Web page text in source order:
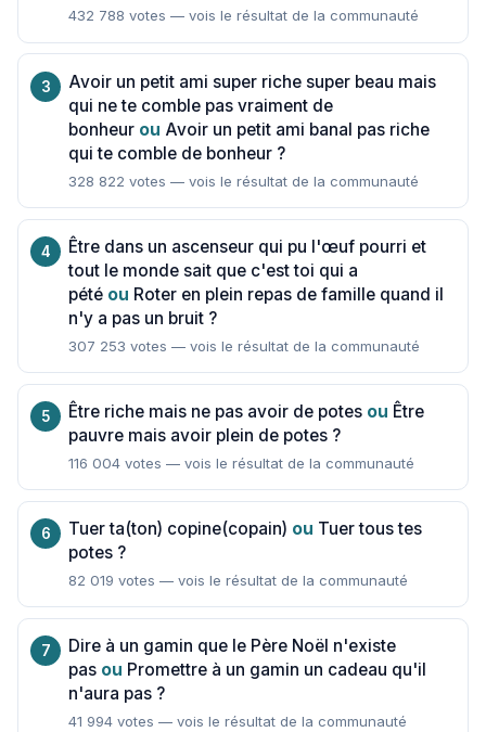
432 788 votes — vois le résultat de la communauté
Avoir un petit ami super riche super beau mais
qui ne te comble pas vraiment de
bonheur ou Avoir un petit ami banal pas riche
qui te comble de bonheur ?
328 822 votes — vois le résultat de la communauté
Être dans un ascenseur qui pu l'œuf pourri et
tout le monde sait que c'est toi qui a
pété ou Roter en plein repas de famille quand il
n'y a pas un bruit ?
307 253 votes — vois le résultat de la communauté
Être riche mais ne pas avoir de potes ou Être
pauvre mais avoir plein de potes ?
116 004 votes — vois le résultat de la communauté
Tuer ta(ton) copine(copain) ou Tuer tous tes
potes ?
82 019 votes — vois le résultat de la communauté
Dire à un gamin que le Père Noël n'existe
pas ou Promettre à un gamin un cadeau qu'il
n'aura pas ?
41 994 votes — vois le résultat de la communauté